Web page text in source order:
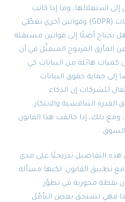
استغلالها، وما إذا كانت
اللائحة العامة لحماية البيانات (GDPR) وقوانين أخرى تغطّي
نحتاج أصلًا إلى قوانين مستقلة
المأزق المزدوج المتمثّل في أن
كميات هائلة من البيانات كي
إلى حماية حقوق البيانات
للشركات إن الذكاء
التنافسية والابتكار
ومع ذلك، إذا خالفت هذا القانون
التفاصيل تدريجيًا على مدى
تطبيق القانون. لكنها مسألة
نقطة محورية في تطوّر
ولذا فهي تستحق بعض التأمّل